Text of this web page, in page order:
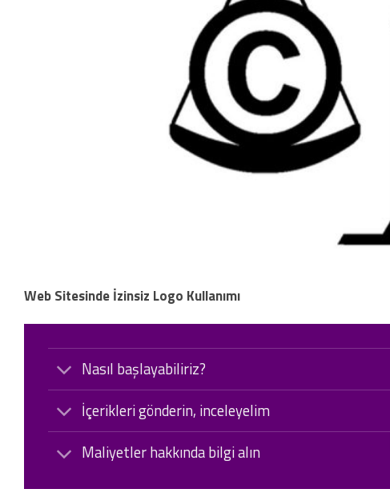
Web Sitesinde İzinsiz Logo Kullanımı
Nasıl başlayabiliriz?
İçerikleri gönderin, inceleyelim
Maliyetler hakkında bilgi alın